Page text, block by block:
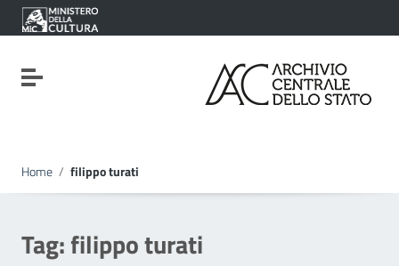
Vai ai contenuti
Vai al menu di navigazione
Vai al footer
Attiva / disattiva la navigazione
Home / filippo turati
Tag:filippo turati